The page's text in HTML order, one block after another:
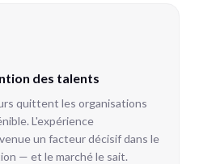
des talents
quittent les organisations
L'expérience
un facteur décisif dans le
— et le marché le sait.